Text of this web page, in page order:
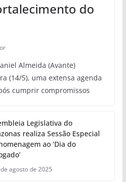
do
Almeida (Avante)
(14/5), uma extensa agenda
cumprir compromissos
Legislativa do
realiza Sessão Especial
ao ‘Dia do
agosto de 2025